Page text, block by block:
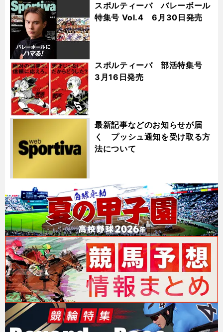
スポルティーバ バレーボール
特集号 Vol.4 6月30日発売
スポルティーバ 部活特集号
3月16日発売
最新記事などのお知らせが届
く プッシュ通知を受け取る方
法について